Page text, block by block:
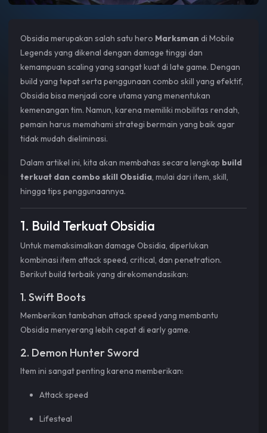
Obsidia merupakan salah satu hero Marksman di Mobile
Legends yang dikenal dengan damage tinggi dan
kemampuan scaling yang sangat kuat di late game. Dengan
build yang tepat serta penggunaan combo skill yang efektif,
Obsidia bisa menjadi core utama yang menentukan
kemenangan tim. Namun, karena memiliki mobilitas rendah,
pemain harus memahami strategi bermain yang baik agar
tidak mudah dieliminasi.
Dalam artikel ini, kita akan membahas secara lengkap build
terkuat dan combo skill Obsidia, mulai dari item, skill,
hingga tips penggunaannya.
1. Build Terkuat Obsidia
Untuk memaksimalkan damage Obsidia, diperlukan
kombinasi item attack speed, critical, dan penetration.
Berikut build terbaik yang direkomendasikan:
1. Swift Boots
Memberikan tambahan attack speed yang membantu
Obsidia menyerang lebih cepat di early game.
2. Demon Hunter Sword
Item ini sangat penting karena memberikan:
Attack speed
Lifesteal